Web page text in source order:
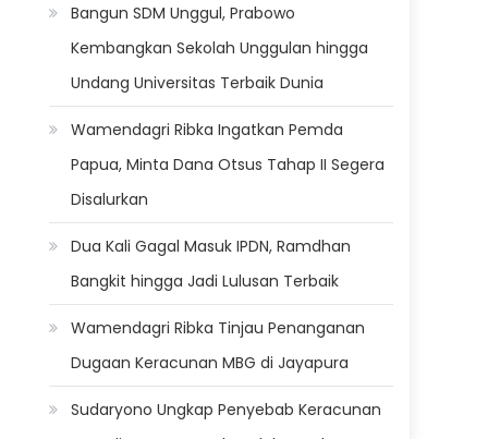
Bangun SDM Unggul, Prabowo
Kembangkan Sekolah Unggulan hingga
Undang Universitas Terbaik Dunia
Wamendagri Ribka Ingatkan Pemda
Papua, Minta Dana Otsus Tahap II Segera
Disalurkan
Dua Kali Gagal Masuk IPDN, Ramdhan
Bangkit hingga Jadi Lulusan Terbaik
Wamendagri Ribka Tinjau Penanganan
Dugaan Keracunan MBG di Jayapura
Sudaryono Ungkap Penyebab Keracunan